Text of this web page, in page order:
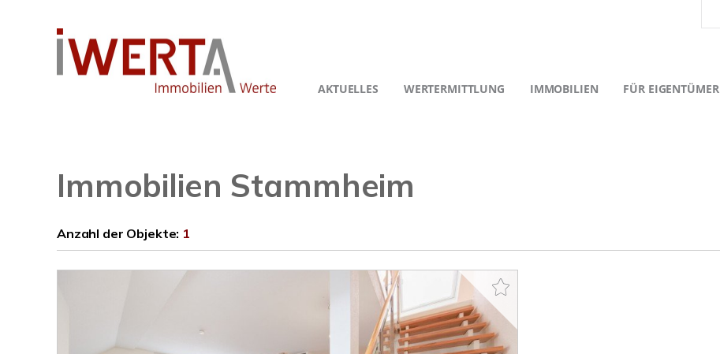
AKTUELLES WERTERMITTLUNG IMMOBILIEN FÜR EIGENTÜMER
Immobilien Stammheim
Anzahl der Objekte: 1